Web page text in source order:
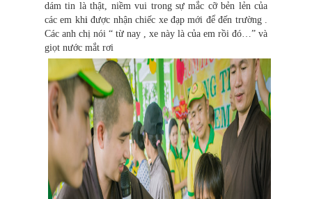
dám tin là thật, niềm vui trong sự mắc cỡ bẻn lẻn của
các em khiđược nhận chiếc xe đạp mới để đến trường .
Các anh chị nói “ từ nay , xe này là của em rồi đó…” và
giọt nước mắt rơi